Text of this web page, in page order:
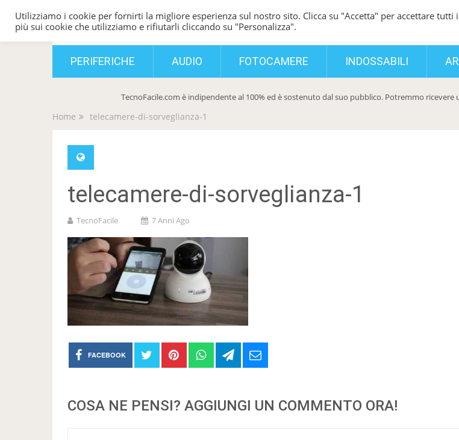
TecnoFacile
PERIFERICHE AUDIO FOTOCAMERE INDOSSABILI
TecnoFacile.com è indipendente al 100% ed è sostenuto dal suo pubblico. Potremmo
Home telecamere-di-sorveglianza-1
telecamere-di-sorveglianza-1
TecnoFacile 7 Anni Ago
FACEBOOK
COSA NE PENSI? AGGIUNGI UN COMMENTO ORA!
Utilizziamo i cookie per fornirti la migliore esperienza sul nostro sito. Clicca su "Accetta" per accettare tutti
più sui cookie che utilizziamo e rifiutarli cliccando su "Personalizza".